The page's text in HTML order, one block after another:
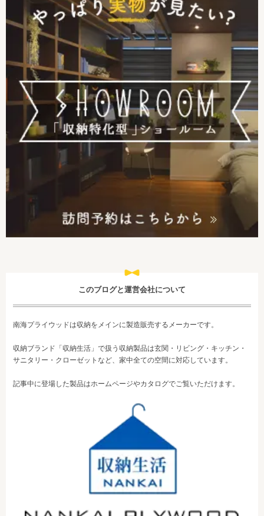
このブログと運営会社について
南海プライウッドは収納をメインに製造販売するメーカーです。
収納ブランド「収納生活」で扱う収納製品は玄関・リビング・キッチン・
サニタリー・クローゼットなど、家中全ての空間に対応しています。
記事中に登場した製品はホームページやカタログでご覧いただけます。